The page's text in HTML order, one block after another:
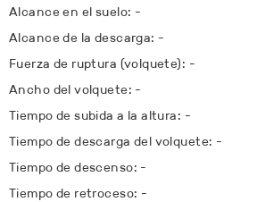
Alcance en el suelo: -
Alcance de la descarga: -
Fuerza de ruptura (volquete): -
Ancho del volquete: -
Tiempo de subida a la altura: -
Tiempo de descarga del volquete: -
Tiempo de descenso: -
Tiempo de retroceso: -